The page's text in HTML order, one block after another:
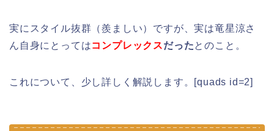
実にスタイル抜群（羨ましい）ですが、実は竜星涼さ
ん自身にとってはコンプレックスだったとのこと。
これについて、少し詳しく解説します。[quads id=2]